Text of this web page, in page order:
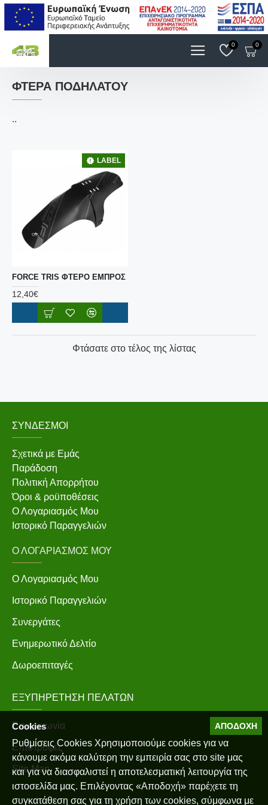
0 0
ΦΤΕΡΆ ΠΟΔΗΛΆΤΟΥ
..
LABEL
FORCE TRIS ΦΤΕΡΟ ΕΜΠΡΟΣ
12,40€
Φτάσατε στο τέλος της λίστας
ΣΎΝΔΕΣΜΟΙ
Σχετικά με Εμάς
Παράδοση
Πολιτική Απορρήτου
Όροι & ροϋποθέσεις
Ο Λογαριασμός Μου
Ιστορικό Παραγγελιών
Ο ΛΟΓΑΡΙΑΣΜΌΣ ΜΟΥ
Ο Λογαριασμός Μου
Ιστορικό Παραγγελιών
Συνεργάτες
Ενημερωτικό Δελτίο
Δωροεπιταγές
ΕΞΥΠΗΡΈΤΗΣΗ ΠΕΛΑΤΏΝ
Επικοινωνία
Επιστροφές
Site Map
ΑΠΟΔΟΧΉ
Cookies
Ρυθμίσεις Cookies Χρησιμοποιούμε cookies για να
κάνουμε ακόμα καλύτερη την εμπειρία σας στο site μας
και για να διασφαλιστεί η αποτελεσματική λειτουργία της
ιστοσελίδα μας. Επιλέγοντας «Αποδοχή» παρέχετε τη
συγκατάθεση σας για τη χρήση των cookies, σύμφωνα με